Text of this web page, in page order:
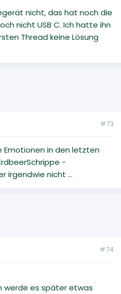
nicht, das hat noch die
nicht USB C. Ich hatte ihn
Thread keine Lösung
#73
in den letzten
-
irgendwie nicht ...
#74
werde es später etwas